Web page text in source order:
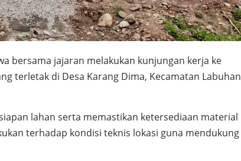
bersama jajaran melakukan kunjungan kerja ke
terletak di Desa Karang Dima, Kecamatan Labuhan
lahan serta memastikan ketersediaan material
terhadap kondisi teknis lokasi guna mendukung